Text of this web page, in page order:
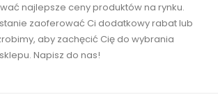
najlepsze ceny produktów na rynku.
zaoferować Ci dodatkowy rabat lub
aby zachęcić Cię do wybrania
Napisz do nas!